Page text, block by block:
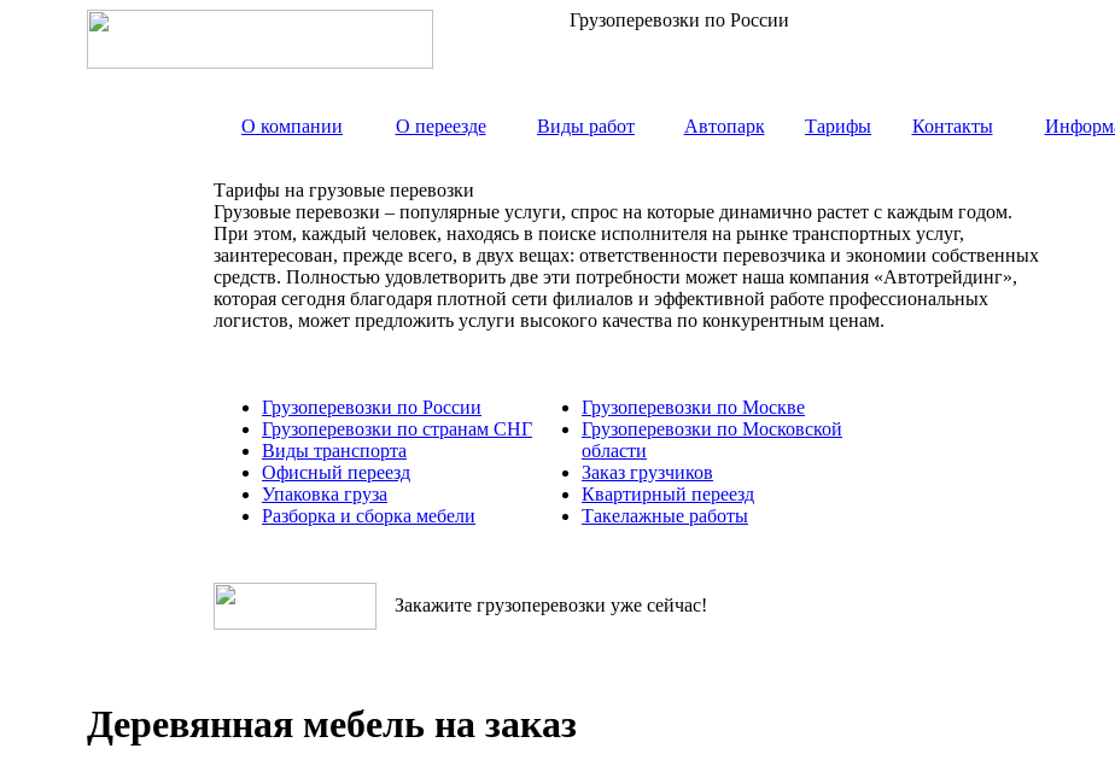
Грузоперевозки по России
О компании О переезде Виды работ Автопарк Тарифы Контакты
Тарифы на грузовые перевозки
Грузовые перевозки – популярные услуги, спрос на которые динамично растет с каждым годом.
При этом, каждый человек, находясь в поиске исполнителя на рынке транспортных услуг,
заинтересован, прежде всего, в двух вещах: ответственности перевозчика и экономии собственных
средств. Полностью удовлетворить две эти потребности может наша компания «Автотрейдинг»,
которая сегодня благодаря плотной сети филиалов и эффективной работе профессиональных
логистов, может предложить услуги высокого качества по конкурентным ценам.
Грузоперевозки по России
Грузоперевозки по странам СНГ
Виды транспорта
Офисный переезд
Упаковка груза
Разборка и сборка мебели
Грузоперевозки по Москве
Грузоперевозки по Московской
области
Заказ грузчиков
Квартирный переезд
Такелажные работы
Закажите грузоперевозки уже сейчас!
Деревянная мебель на заказ